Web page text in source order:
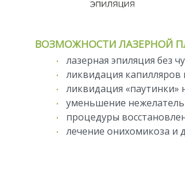
ВОЗМОЖНОСТИ ЛАЗЕРНОЙ
лазерная эпиляция без
ликвидация капилляров
ликвидация «паутинки»
уменьшение
процедуры
лечение онихомикоза и